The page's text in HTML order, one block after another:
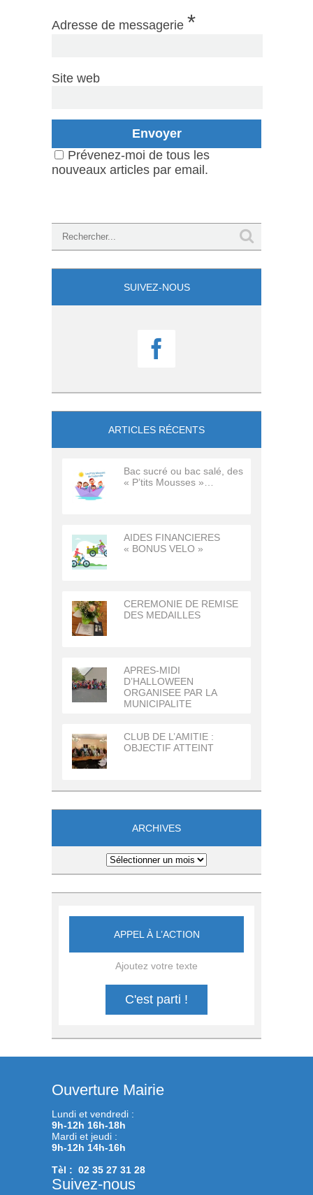
Adresse de messagerie *
Site web
Prévenez-moi de tous les
nouveaux articles par email.
SUIVEZ-NOUS

ARTICLES RÉCENTS
Bac sucré ou bac salé, des
« P’tits Mousses »…
AIDES FINANCIERES
« BONUS VELO »
CEREMONIE DE REMISE
DES MEDAILLES
APRES-MIDI
D’HALLOWEEN
ORGANISEE PAR LA
MUNICIPALITE
CLUB DE L’AMITIE :
OBJECTIF ATTEINT
ARCHIVES
APPEL À L’ACTION
Ajoutez votre texte
C'est parti !
Ouverture Mairie
Lundi et vendredi :
9h-12h 16h-18h
Mardi et jeudi :
9h-12h 14h-16h
Tèl : 02 35 27 31 28
Suivez-nous